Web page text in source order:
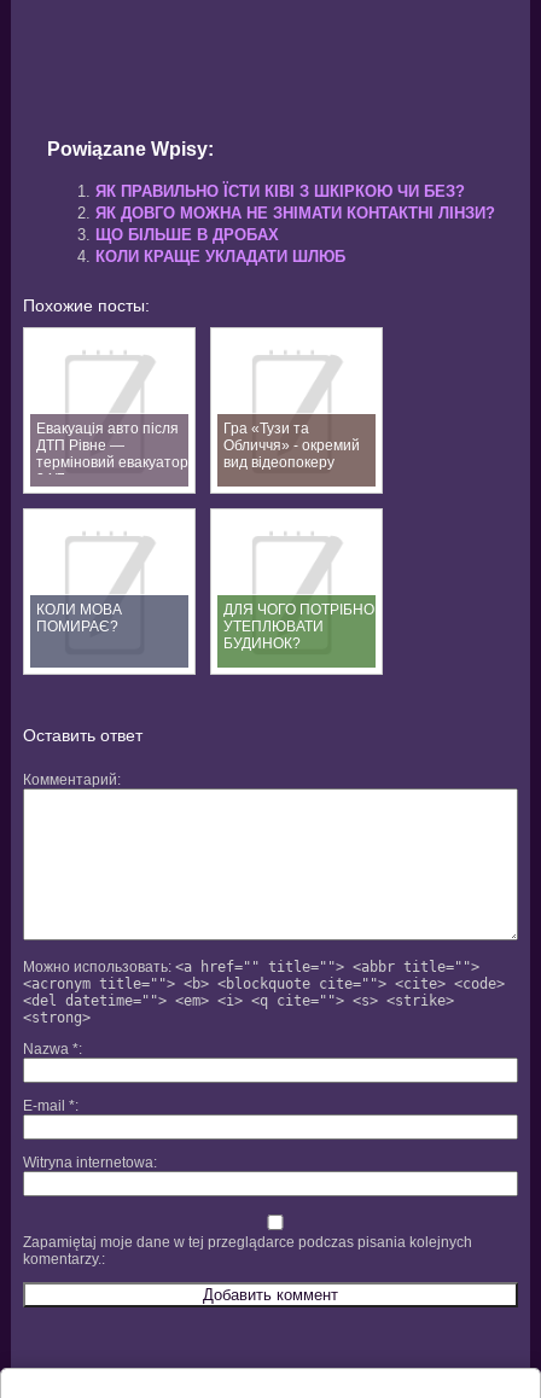
Powiązane Wpisy:
ЯК ПРАВИЛЬНО ЇСТИ КІВІ З ШКІРКОЮ ЧИ БЕЗ?
ЯК ДОВГО МОЖНА НЕ ЗНІМАТИ КОНТАКТНІ ЛІНЗИ?
ЩО БІЛЬШЕ В ДРОБАХ
КОЛИ КРАЩЕ УКЛАДАТИ ШЛЮБ
Похожие посты:
Евакуація авто після
ДТП Рівне —
терміновий евакуатор
24/7
Гра «Тузи та
Обличчя» - окремий
вид відеопокеру
КОЛИ МОВА
ПОМИРАЄ?
ДЛЯ ЧОГО ПОТРІБНО
УТЕПЛЮВАТИ
БУДИНОК?
Оставить ответ
Комментарий
Можно использовать: <a href="" title=""> <abbr title="">
<acronym title=""> <b> <blockquote cite=""> <cite> <code>
<del datetime=""> <em> <i> <q cite=""> <s> <strike>
<strong>
Nazwa *
E-mail *
Witryna internetowa
Zapamiętaj moje dane w tej przeglądarce podczas pisania kolejnych
komentarzy.